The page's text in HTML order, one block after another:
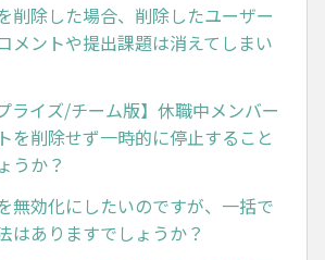
削除した場合、削除したユーザー
メントや提出課題は消えてしまい
ライズ/チーム版】休職中メンバー
を削除せず一時的に停止すること
うか？
無効化にしたいのですが、一括で
はありますでしょうか？